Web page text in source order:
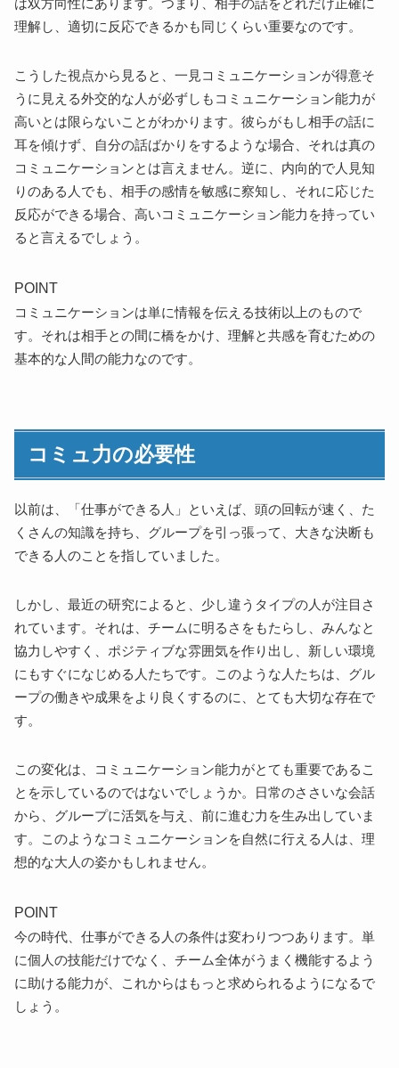
①積極的に会話を始める
②興味のない話題にも興味を持って質問する
まとめ
は双方向性にあります。つまり、相手の話をどれだけ正確に
理解し、適切に反応できるかも同じくらい重要なのです。
こうした視点から見ると、一見コミュニケーションが得意そ
うに見える外交的な人が必ずしもコミュニケーション能力が
高いとは限らないことがわかります。彼らがもし相手の話に
耳を傾けず、自分の話ばかりをするような場合、それは真の
コミュニケーションとは言えません。逆に、内向的で人見知
りのある人でも、相手の感情を敏感に察知し、それに応じた
反応ができる場合、高いコミュニケーション能力を持ってい
ると言えるでしょう。
POINT
コミュニケーションは単に情報を伝える技術以上のもので
す。それは相手との間に橋をかけ、理解と共感を育むための
基本的な人間の能力なのです。
コミュ力の必要性
以前は、「仕事ができる人」といえば、頭の回転が速く、た
くさんの知識を持ち、グループを引っ張って、大きな決断も
できる人のことを指していました。
しかし、最近の研究によると、少し違うタイプの人が注目さ
れています。それは、チームに明るさをもたらし、みんなと
協力しやすく、ポジティブな雰囲気を作り出し、新しい環境
にもすぐになじめる人たちです。このような人たちは、グル
ープの働きや成果をより良くするのに、とても大切な存在で
す。
この変化は、コミュニケーション能力がとても重要であるこ
とを示しているのではないでしょうか。日常のささいな会話
から、グループに活気を与え、前に進む力を生み出していま
す。このようなコミュニケーションを自然に行える人は、理
想的な大人の姿かもしれません。
POINT
今の時代、仕事ができる人の条件は変わりつつあります。単
に個人の技能だけでなく、チーム全体がうまく機能するよう
に助ける能力が、これからはもっと求められるようになるで
しょう。